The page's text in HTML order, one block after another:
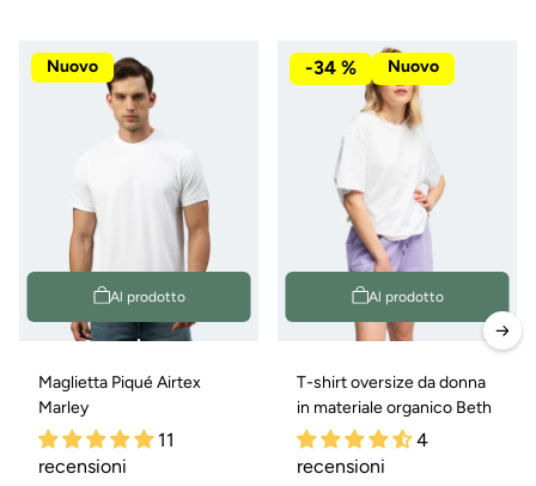
Al prodotto
Nuovo
Maglietta Piqué Airtex
Marley
11
recensioni
Al prodotto
-34 % Nuovo
T-shirt oversize da donna
in materiale organico Beth
4
recensioni